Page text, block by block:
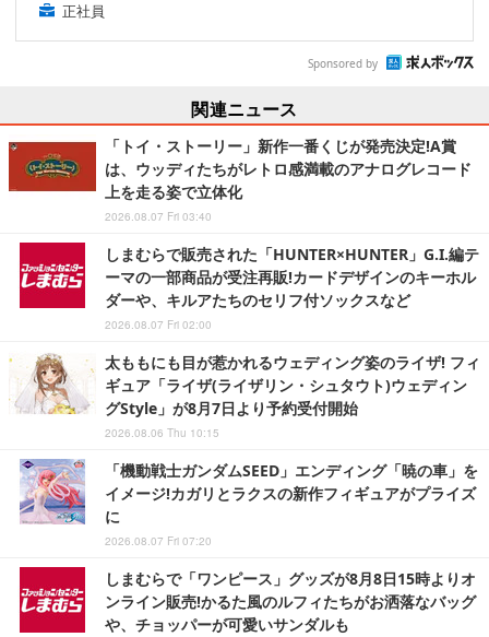
正社員
Sponsored by
関連ニュース
「トイ・ストーリー」新作一番くじが発売決定!A賞
は、ウッディたちがレトロ感満載のアナログレコード
上を走る姿で立体化
2026.08.07 Fri 03:40
しまむらで販売された「HUNTER×HUNTER」G.I.編テ
ーマの一部商品が受注再販!カードデザインのキーホル
ダーや、キルアたちのセリフ付ソックスなど
2026.08.07 Fri 02:00
太ももにも目が惹かれるウェディング姿のライザ! フィ
ギュア「ライザ(ライザリン・シュタウト)ウェディン
グStyle」が8月7日より予約受付開始
2026.08.06 Thu 10:15
「機動戦士ガンダムSEED」エンディング「暁の車」を
イメージ!カガリとラクスの新作フィギュアがプライズ
に
2026.08.07 Fri 07:20
しまむらで「ワンピース」グッズが8月8日15時よりオ
ンライン販売!かるた風のルフィたちがお洒落なバッグ
や、チョッパーが可愛いサンダルも